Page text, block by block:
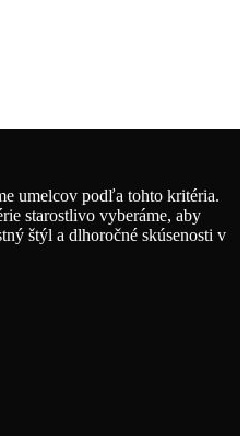
umelcov podľa tohto kritéria.
starostlivo vyberáme, aby
štýl a dlhoročné skúsenosti v